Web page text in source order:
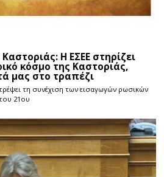
Η ΕΣΕΕ στηρίζει
κόσμο της Καστοριάς,
μας στο τραπέζι
τη συνέχιση των εισαγωγών ρωσικών
21ου